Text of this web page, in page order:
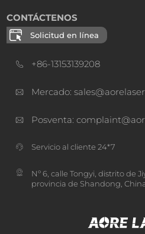
CONTÁCTENOS
Solicitud en línea
+86-13153139208
Mercado:
Posventa:
Servicio al cliente 24*7
Nº 6, calle Tongyi, distrito de
provincia de Shandong,